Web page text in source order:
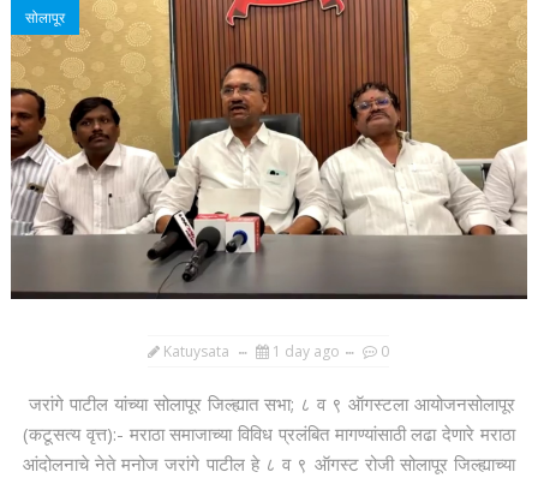
सोलापूर
Katuysata 1 day ago 0
जरांगे पाटील यांच्या सोलापूर जिल्ह्यात सभा; ८ व ९ ऑगस्टला आयोजनसोलापूर
(कटूसत्य वृत्त):- मराठा समाजाच्या विविध प्रलंबित मागण्यांसाठी लढा देणारे मराठा
आंदोलनाचे नेते मनोज जरांगे पाटील हे ८ व ९ ऑगस्ट रोजी सोलापूर जिल्ह्याच्या